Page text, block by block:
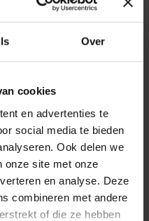
Over
cookies
en advertenties te
social media te bieden
Ook delen we
onze site met onze
en analyse. Deze
combineren met andere
of die ze hebben
na inburgering
tijd, houvast en een
administratie en welzijn.
over wat Coachpunt elke
Lees meer